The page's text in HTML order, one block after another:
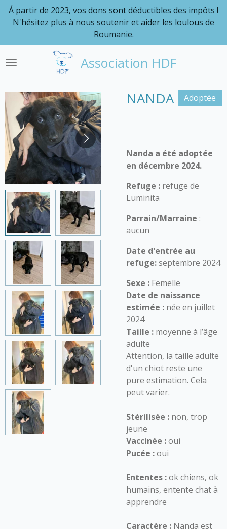
Passer
principal
Association HDF
Á partir de 2023, vos dons sont déductibles des impôts !
N'hésitez plus à nous soutenir et aider les loulous de
Roumanie.
NANDA Adoptée
Nanda a été adoptée
en décembre 2024.
Refuge : refuge de
Luminita
Parrain/Marraine :
aucun
Date d'entrée au
refuge:septembre 2024
Sexe : Femelle
Date de naissance
estimée : née en juillet
2024
Taille : moyenne à l’âge
adulte
Attention, la taille adulte
d'un chiot reste une
pure estimation. Cela
peut varier.
Stérilisée : non, trop
jeune
Vaccinée :oui
Pucée :oui
Ententes :ok chiens, ok
humains, entente chat à
apprendre
Caractère : Nanda est